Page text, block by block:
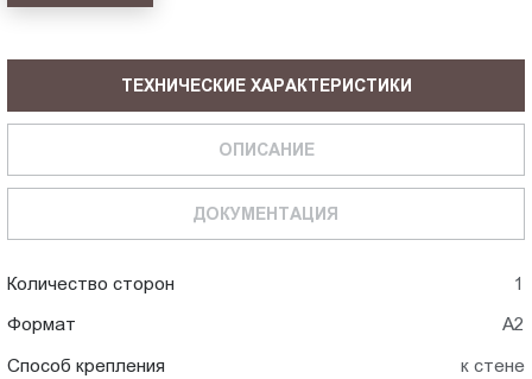
ТЕХНИЧЕСКИЕ ХАРАКТЕРИСТИКИ
ОПИСАНИЕ
ДОКУМЕНТАЦИЯ
Количество сторон 1
Формат А2
Способ крепления к стене